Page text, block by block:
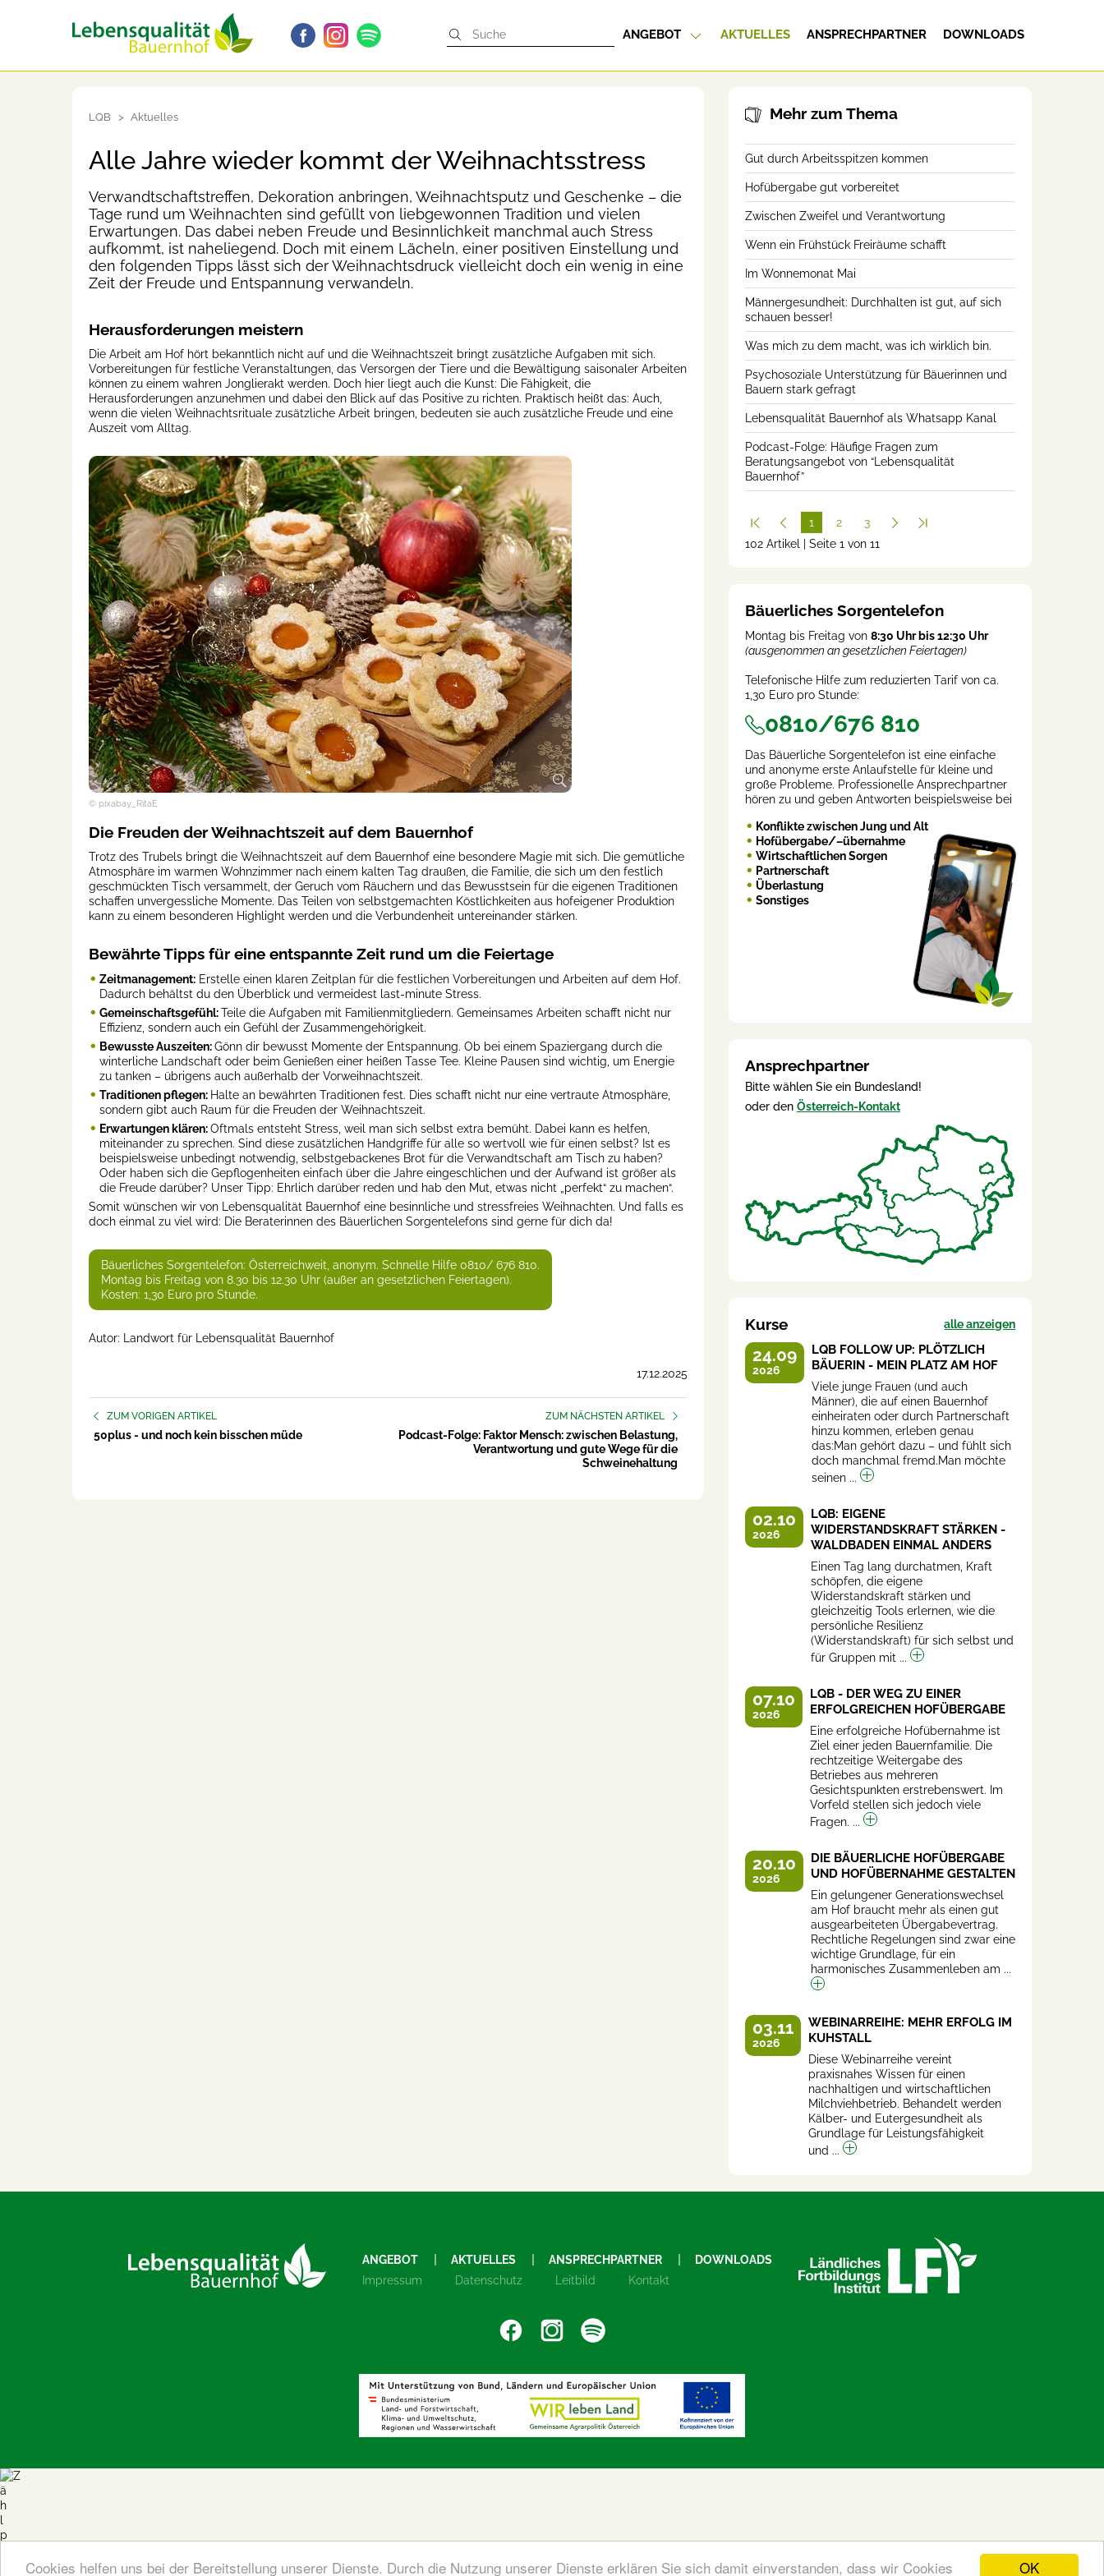
OK
Cookies helfen uns bei der Bereitstellung unserer Dienste. Durch die Nutzung unserer Dienste erklären Sie sich damit einverstanden, dass wir Cookies
ANGEBOT AKTUELLES ANSPRECHPARTNER DOWNLOADS
LQB Aktuelles
Alle Jahre wieder kommt der Weihnachtsstress
Verwandtschaftstreffen, Dekoration anbringen, Weihnachtsputz und Geschenke – die
Tage rund um Weihnachten sind gefüllt von liebgewonnen Tradition und vielen
Erwartungen. Das dabei neben Freude und Besinnlichkeit manchmal auch Stress
aufkommt, ist naheliegend. Doch mit einem Lächeln, einer positiven Einstellung und
den folgenden Tipps lässt sich der Weihnachtsdruck vielleicht doch ein wenig in eine
Zeit der Freude und Entspannung verwandeln.
Herausforderungen meistern
Die Arbeit am Hof hört bekanntlich nicht auf und die Weihnachtszeit bringt zusätzliche Aufgaben mit sich.
Vorbereitungen für festliche Veranstaltungen, das Versorgen der Tiere und die Bewältigung saisonaler Arbeiten
können zu einem wahren Jonglierakt werden. Doch hier liegt auch die Kunst: Die Fähigkeit, die
Herausforderungen anzunehmen und dabei den Blick auf das Positive zu richten. Praktisch heißt das: Auch,
wenn die vielen Weihnachtsrituale zusätzliche Arbeit bringen, bedeuten sie auch zusätzliche Freude und eine
Auszeit vom Alltag.
© pixabay_RitaE
Die Freuden der Weihnachtszeit auf dem Bauernhof
Trotz des Trubels bringt die Weihnachtszeit auf dem Bauernhof eine besondere Magie mit sich. Die gemütliche
Atmosphäre im warmen Wohnzimmer nach einem kalten Tag draußen, die Familie, die sich um den festlich
geschmückten Tisch versammelt, der Geruch vom Räuchern und das Bewusstsein für die eigenen Traditionen
schaffen unvergessliche Momente. Das Teilen von selbstgemachten Köstlichkeiten aus hofeigener Produktion
kann zu einem besonderen Highlight werden und die Verbundenheit untereinander stärken.
Bewährte Tipps für eine entspannte Zeit rund um die Feiertage
Zeitmanagement:Erstelle einen klaren Zeitplan für die festlichen Vorbereitungen und Arbeiten auf dem Hof.
Dadurch behältst du den Überblick und vermeidest last-minute Stress.
Gemeinschaftsgefühl:Teile die Aufgaben mit Familienmitgliedern. Gemeinsames Arbeiten schafft nicht nur
Effizienz, sondern auch ein Gefühl der Zusammengehörigkeit.
Bewusste Auszeiten:Gönn dir bewusst Momente der Entspannung. Ob bei einem Spaziergang durch die
winterliche Landschaft oder beim Genießen einer heißen Tasse Tee. Kleine Pausen sind wichtig, um Energie
zu tanken – übrigens auch außerhalb der Vorweihnachtszeit.
Traditionen pflegen: Halte an bewährten Traditionen fest. Dies schafft nicht nur eine vertraute Atmosphäre,
sondern gibt auch Raum für die Freuden der Weihnachtszeit.
Erwartungen klären:Oftmals entsteht Stress, weil man sich selbst extra bemüht. Dabei kann es helfen,
miteinander zu sprechen. Sind diese zusätzlichen Handgriffe für alle so wertvoll wie für einen selbst? Ist es
beispielsweise unbedingt notwendig, selbstgebackenes Brot für die Verwandtschaft am Tisch zu haben?
Oder haben sich die Gepflogenheiten einfach über die Jahre eingeschlichen und der Aufwand ist größer als
die Freude darüber? Unser Tipp: Ehrlich darüber reden und hab den Mut, etwas nicht „perfekt“ zu machen“.
Somit wünschen wir von Lebensqualität Bauernhof eine besinnliche und stressfreies Weihnachten. Und falls es
doch einmal zu viel wird: Die Beraterinnen des Bäuerlichen Sorgentelefons sind gerne für dich da!
Bäuerliches Sorgentelefon: Österreichweit, anonym. Schnelle Hilfe 0810/ 676 810.
Montag bis Freitag von 8.30 bis 12.30 Uhr (außer an gesetzlichen Feiertagen).
Kosten: 1,30 Euro pro Stunde.
Autor: Landwort für Lebensqualität Bauernhof
17.12.2025
ZUM VORIGEN ARTIKEL
50plus - und noch kein bisschen müde
ZUM NÄCHSTEN ARTIKEL
Podcast-Folge: Faktor Mensch: zwischen Belastung,
Verantwortung und gute Wege für die
Schweinehaltung
Mehr zum Thema
Gut durch Arbeitsspitzen kommen
Hofübergabe gut vorbereitet
Zwischen Zweifel und Verantwortung
Wenn ein Frühstück Freiräume schafft
Im Wonnemonat Mai
Männergesundheit: Durchhalten ist gut, auf sich
schauen besser!
Was mich zu dem macht, was ich wirklich bin.
Psychosoziale Unterstützung für Bäuerinnen und
Bauern stark gefragt
Lebensqualität Bauernhof als Whatsapp Kanal
Podcast-Folge: Häufige Fragen zum
Beratungsangebot von “Lebensqualität
Bauernhof”
1
(cur
2
3
102 Artikel | Seite 1 von 11
Bäuerliches Sorgentelefon
Montag bis Freitag von 8:30 Uhr bis 12:30 Uhr
(ausgenommen an gesetzlichen Feiertagen)
Telefonische Hilfe zum reduzierten Tarif von ca.
1,30 Euro pro Stunde:
0810/676 810
Das Bäuerliche Sorgentelefon ist eine einfache
und anonyme erste Anlaufstelle für kleine und
große Probleme. Professionelle Ansprechpartner
hören zu und geben Antworten beispielsweise bei
Konflikte zwischen Jung und Alt
Hofübergabe/–übernahme
Wirtschaftlichen Sorgen
Partnerschaft
Überlastung
Sonstiges
Ansprechpartner
Bitte wählen Sie ein Bundesland!
oder den Österreich-Kontakt
Kurse alle anzeigen
24.09
2026
LQB FOLLOW UP: PLÖTZLICH
BÄUERIN - MEIN PLATZ AM HOF
Viele junge Frauen (und auch
Männer), die auf einen Bauernhof
einheiraten oder durch Partnerschaft
hinzu kommen, erleben genau
das:Man gehört dazu – und fühlt sich
doch manchmal fremd.Man möchte
seinen ...
02.10
2026
LQB: EIGENE
WIDERSTANDSKRAFT STÄRKEN -
WALDBADEN EINMAL ANDERS
Einen Tag lang durchatmen, Kraft
schöpfen, die eigene
Widerstandskraft stärken und
gleichzeitig Tools erlernen, wie die
persönliche Resilienz
(Widerstandskraft) für sich selbst und
für Gruppen mit ...
07.10
2026
LQB - DER WEG ZU EINER
ERFOLGREICHEN HOFÜBERGABE
Eine erfolgreiche Hofübernahme ist
Ziel einer jeden Bauernfamilie. Die
rechtzeitige Weitergabe des
Betriebes aus mehreren
Gesichtspunkten erstrebenswert. Im
Vorfeld stellen sich jedoch viele
Fragen. ...
20.10
2026
DIE BÄUERLICHE HOFÜBERGABE
UND HOFÜBERNAHME GESTALTEN
Ein gelungener Generationswechsel
am Hof braucht mehr als einen gut
ausgearbeiteten Übergabevertrag.
Rechtliche Regelungen sind zwar eine
wichtige Grundlage, für ein
harmonisches Zusammenleben am ...
03.11
2026
WEBINARREIHE: MEHR ERFOLG IM
KUHSTALL
Diese Webinarreihe vereint
praxisnahes Wissen für einen
nachhaltigen und wirtschaftlichen
Milchviehbetrieb. Behandelt werden
Kälber- und Eutergesundheit als
Grundlage für Leistungsfähigkeit
und ...
ANGEBOT AKTUELLES ANSPRECHPARTNER
DOWNLOADS
Impressum
Datenschutz Leitbild Kontakt